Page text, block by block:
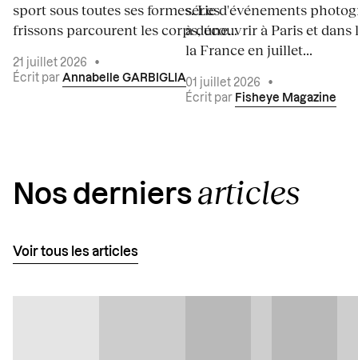
sport sous toutes ses formes. Les
frissons parcourent les corps, une...
21 juillet 2026
•
Écrit par Annabelle GARBIGLIA
série d'événements
à découvrir à Paris et dans
la France en juillet...
01 juillet 2026
•
Écrit par Fisheye Magazine
Nos derniers articles
Voir tous les articles